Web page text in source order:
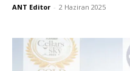
ANT Editor - 2 Haziran 2025